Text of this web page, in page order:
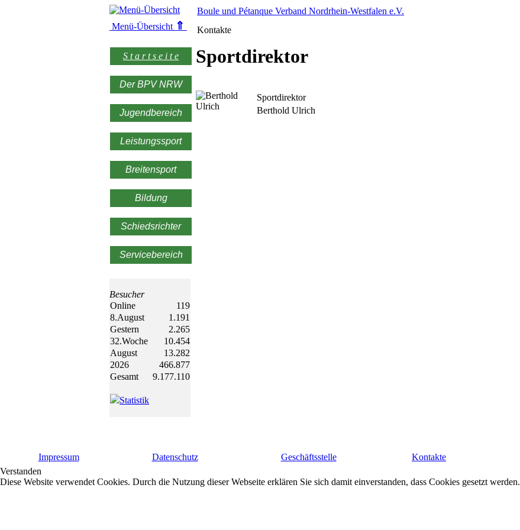
Menü-Übersicht ⇑
S t a r t s e i t e
Der BPV NRW
Jugendbereich
Leistungssport
Breitensport
Bildung
Schiedsrichter
Servicebereich
Besucher
Online
119
8.August
1.191
Gestern
2.265
32.Woche
10.454
August
13.282
2026
466.877
Gesamt
9.177.110
Statistik
Boule und Pétanque Verband Nordrhein-Westfalen e.V.
Kontakte
Sportdirektor
Sportdirektor
Berthold Ulrich
Impressum Datenschutz Geschäftsstelle
Kontakte
Verstanden
Diese Website verwendet Cookies. Durch die Nutzung dieser Webseite erklären Sie sich damit einverstanden, dass Cookies gesetzt werden.